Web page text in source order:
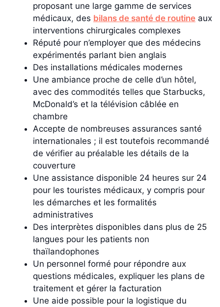
proposant une large gamme de services
médicaux, des bilans de santé de routine aux
interventions chirurgicales complexes
Réputé pour n’employer que des médecins
expérimentés parlant bien anglais
Des installations médicales modernes
Une ambiance proche de celle d’un hôtel,
avec des commodités telles que Starbucks,
McDonald’s et la télévision câblée en
chambre
Accepte de nombreuses assurances santé
internationales ; il est toutefois recommandé
de vérifier au préalable les détails de la
couverture
Une assistance disponible 24 heures sur 24
pour les touristes médicaux, y compris pour
les démarches et les formalités
administratives
Des interprètes disponibles dans plus de 25
langues pour les patients non
thaïlandophones
Un personnel formé pour répondre aux
questions médicales, expliquer les plans de
traitement et gérer la facturation
Une aide possible pour la logistique du